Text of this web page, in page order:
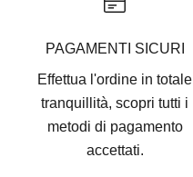
PAGAMENTI SICURI
Effettua l'ordine in totale
tranquillità, scopri tutti i
metodi di pagamento
accettati.